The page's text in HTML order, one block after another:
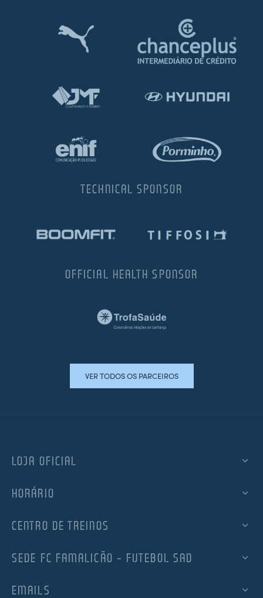
TECHNICAL SPONSOR
OFFICIAL HEALTH SPONSOR
VER TODOS OS PARCEIROS
LOJA OFICIAL
HORÁRIO
CENTRO DE TREINOS
SEDE FC FAMALICÃO – FUTEBOL SAD
EMAILS